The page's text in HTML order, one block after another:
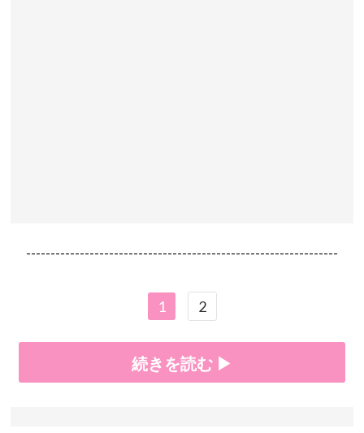
----------------------------------------------------------------
1 2
続きを読む ▶